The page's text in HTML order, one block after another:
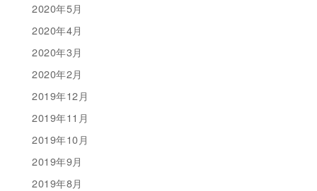
2020年5月
2020年4月
2020年3月
2020年2月
2019年12月
2019年11月
2019年10月
2019年9月
2019年8月